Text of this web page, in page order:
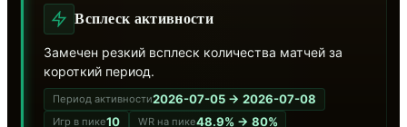
Всплеск активности
Замечен резкий всплеск количества матчей за
короткий период.
Период активности2026-07-05 → 2026-07-08
Игр в пике10 WR на пике48.9% → 80%